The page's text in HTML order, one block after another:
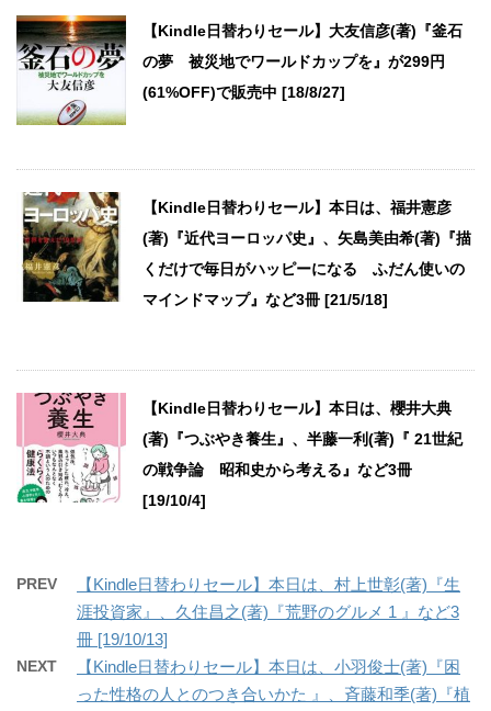
【Kindle日替わりセール】大友信彦(著)『釜石
の夢 被災地でワールドカップを』が299円
(61%OFF)で販売中 [18/8/27]
【Kindle日替わりセール】本日は、福井憲彦
(著)『近代ヨーロッパ史』、矢島美由希(著)『描
くだけで毎日がハッピーになる ふだん使いの
マインドマップ』など3冊 [21/5/18]
【Kindle日替わりセール】本日は、櫻井大典
(著)『つぶやき養生』、半藤一利(著)『 21世紀
の戦争論 昭和史から考える』など3冊
[19/10/4]
PREV
【Kindle日替わりセール】本日は、村上世彰(著)『生
涯投資家』、久住昌之(著)『荒野のグルメ 1 』など3
冊 [19/10/13]
NEXT
【Kindle日替わりセール】本日は、小羽俊士(著)『困
った性格の人とのつき合いかた 』、斉藤和季(著)『植